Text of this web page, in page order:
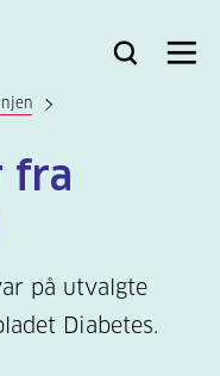
Bli
Logg
Søk Meny
fra
på utvalgte
Diabetes.